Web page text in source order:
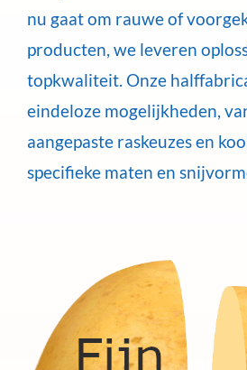
nu gaat om rauwe of
producten, we leveren
topkwaliteit. Onze
eindeloze mogelijkheden,
aangepaste raskeuzes en
specifieke maten en